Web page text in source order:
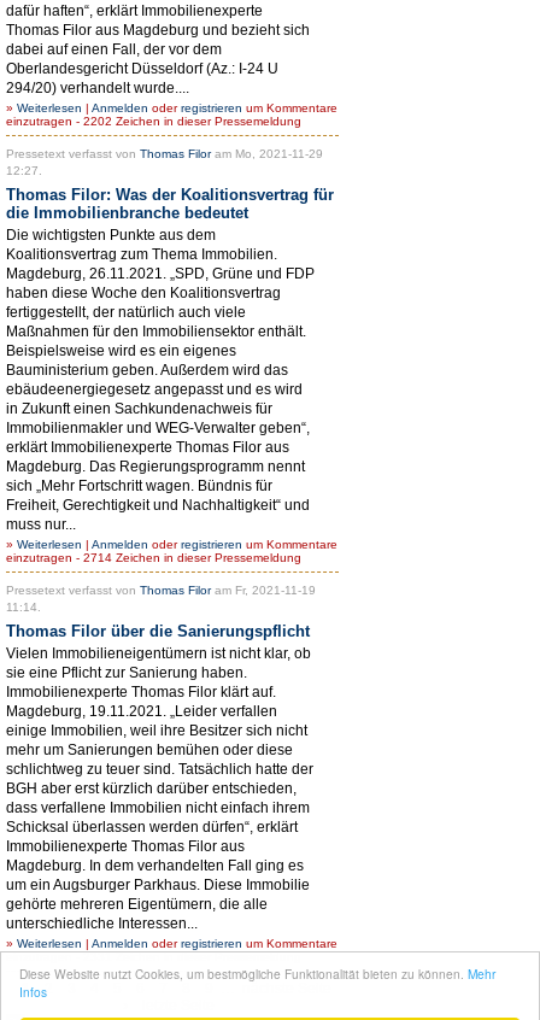
Diese Website nutzt Cookies, um bestmögliche Funktionalität bieten zu können. Mehr
Infos
dafür haften“, erklärt Immobilienexperte
Thomas Filor aus Magdeburg und bezieht sich
dabei auf einen Fall, der vor dem
Oberlandesgericht Düsseldorf (Az.: I-24 U
294/20) verhandelt wurde....
» Weiterlesen | Anmelden oderregistrieren um Kommentare
einzutragen - 2202 Zeichen in dieser Pressemeldung
Pressetext verfasst von Thomas Filoram Mo, 2021-11-29
12:27.
Thomas Filor: Was der Koalitionsvertrag für
die Immobilienbranche bedeutet
Die wichtigsten Punkte aus dem
Koalitionsvertrag zum Thema Immobilien.
Magdeburg, 26.11.2021. „SPD, Grüne und FDP
haben diese Woche den Koalitionsvertrag
fertiggestellt, der natürlich auch viele
Maßnahmen für den Immobiliensektor enthält.
Beispielsweise wird es ein eigenes
Bauministerium geben. Außerdem wird das
ebäudeenergiegesetz angepasst und es wird
in Zukunft einen Sachkundenachweis für
Immobilienmakler und WEG-Verwalter geben“,
erklärt Immobilienexperte Thomas Filor aus
Magdeburg. Das Regierungsprogramm nennt
sich „Mehr Fortschritt wagen. Bündnis für
Freiheit, Gerechtigkeit und Nachhaltigkeit“ und
muss nur...
» Weiterlesen | Anmelden oderregistrieren um Kommentare
einzutragen - 2714 Zeichen in dieser Pressemeldung
Pressetext verfasst von Thomas Filoram Fr, 2021-11-19
11:14.
Thomas Filor über die Sanierungspflicht
Vielen Immobilieneigentümern ist nicht klar, ob
sie eine Pflicht zur Sanierung haben.
Immobilienexperte Thomas Filor klärt auf.
Magdeburg, 19.11.2021. „Leider verfallen
einige Immobilien, weil ihre Besitzer sich nicht
mehr um Sanierungen bemühen oder diese
schlichtweg zu teuer sind. Tatsächlich hatte der
BGH aber erst kürzlich darüber entschieden,
dass verfallene Immobilien nicht einfach ihrem
Schicksal überlassen werden dürfen“, erklärt
Immobilienexperte Thomas Filor aus
Magdeburg. In dem verhandelten Fall ging es
um ein Augsburger Parkhaus. Diese Immobilie
gehörte mehreren Eigentümern, die alle
unterschiedliche Interessen...
» Weiterlesen | Anmelden oderregistrieren um Kommentare
einzutragen - 2331 Zeichen in dieser Pressemeldung
1 2